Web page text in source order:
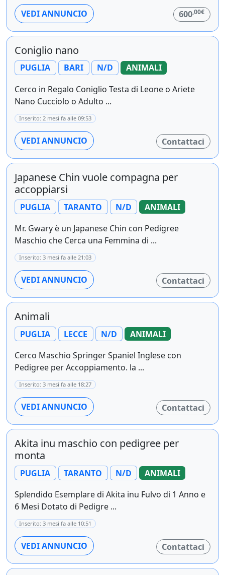
VEDI ANNUNCIO 600,00€
Coniglio nano
PUGLIA BARI N/D
ANIMALI
Cerco in Regalo Coniglio Testa di Leone o Ariete
Nano Cucciolo o Adulto ...
Inserito: 2 mesi fa alle 09:53
VEDI ANNUNCIO Contattaci
Japanese Chin vuole compagna per
accoppiarsi
PUGLIA TARANTO N/D
ANIMALI
Mr. Gwary è un Japanese Chin con Pedigree
Maschio che Cerca una Femmina di ...
Inserito: 3 mesi fa alle 21:03
VEDI ANNUNCIO Contattaci
Animali
PUGLIA LECCE N/D
ANIMALI
Cerco Maschio Springer Spaniel Inglese con
Pedigree per Accoppiamento. la ...
Inserito: 3 mesi fa alle 18:27
VEDI ANNUNCIO Contattaci
Akita inu maschio con pedigree per
monta
PUGLIA TARANTO N/D
ANIMALI
Splendido Esemplare di Akita inu Fulvo di 1 Anno e
6 Mesi Dotato di Pedigre ...
Inserito: 3 mesi fa alle 10:51
VEDI ANNUNCIO Contattaci